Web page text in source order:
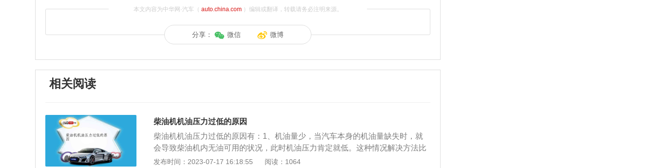
本文内容为中华网·汽车（ auto.china.com）编辑或翻译，转载请务必注明来源。
分享： 微信 微博
相关阅读
柴油机机油压力过低的原因
柴油机机油压力过低的原因有：1、机油量少，当汽车本身的机油量缺失时，就
会导致柴油机内无油可用的状况，此时机油压力肯定就低。这种情况解决方法比
较简单，只需要将机油添加到符合规定的标准即可；2、机油中出现杂质，会堵
发布时间：2023-07-17 16:18:55 阅读：1064